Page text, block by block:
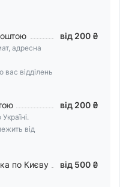
адресна
відділень
від 200 ₴
від
від 200 ₴
по Києву від 500 ₴